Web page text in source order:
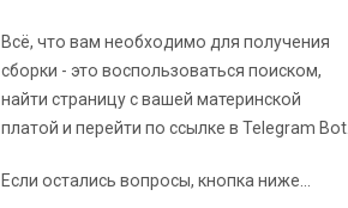
Всё, что вам необходимо для получения
сборки - это воспользоваться поиском,
найти страницу с вашей материнской
платой и перейти по ссылке в Telegram Bot.
Если остались вопросы, кнопка ниже...